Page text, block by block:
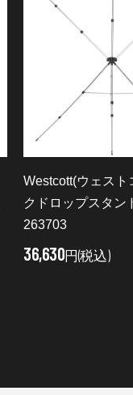
Westcott(ウェスト
クドロップスタン
263703
36,630円(税込)